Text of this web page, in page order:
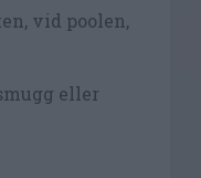
vid poolen,
eller